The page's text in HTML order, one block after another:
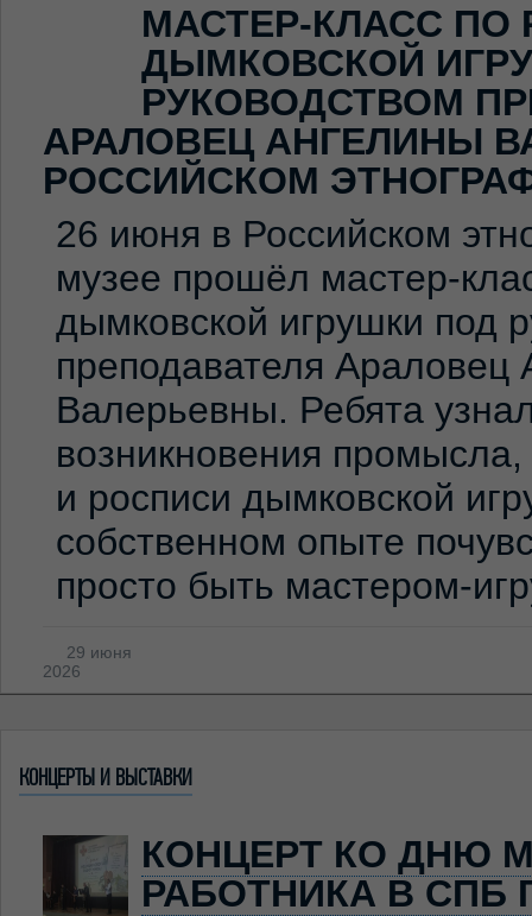
МАСТЕР-КЛАСС ПО
ДЫМКОВСКОЙ
РУКОВОДСТВОМ
АРАЛОВЕЦ АНГЕЛИНЫ
РОССИЙСКОМ
26 июня в Российском
музее прошёл мастер-
дымковской игрушки под
преподавателя Араловец
Валерьевны. Ребята
возникновения
и росписи дымковской
собственном опыте
просто быть мастером-
29 июня
2026
КОНЦЕРТЫ И ВЫСТАВКИ
КОНЦЕРТ КО ДНЮ
РАБОТНИКА В СПБ